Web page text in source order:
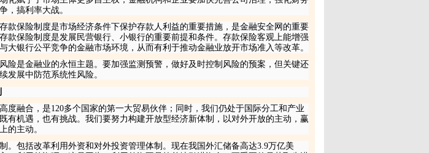
，搞利率大战。
款保险制度是市场经济条件下保护存款人利益的重要措施，是金融安全网的重要
款保险制度是发展民营银行、小银行的重要前提和条件。存款保险客观上能增强
大银行公平竞争的金融市场环境，从而有利于推动金融业放开市场准入等改革。
险是金融业的永恒主题。要加强监测预警，做好及时控制风险的预案，但关键还
发展中防范系统性风险。
度融合，是120多个国家的第一大贸易伙伴；同时，我们仍处于国际分工和产业
有机遇，也有挑战。我们要努力构建开放型经济新体制，以对外开放的主动，赢
的主动。
。包括改革利用外资和对外投资管理体制。现在我国外汇储备高达3.9万亿美